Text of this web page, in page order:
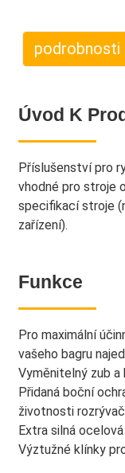
podrobnosti
Úvod K
Příslušenství pro
vhodné pro stroje
specifikací stroje
zařízení).
Funkce
Pro maximální
vašeho bagru
Vyměnitelný zub
Přidaná boční
životnosti
Extra silná
Výztužné klínky